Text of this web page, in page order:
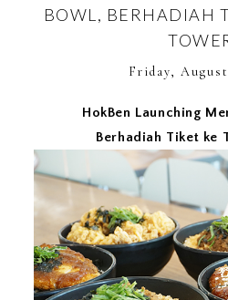
BOWL, BERHADIAH
Friday,
HokBen Launching
Berhadiah Tiket ke